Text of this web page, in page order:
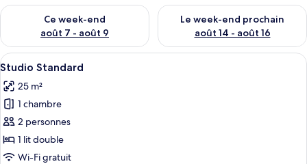
Ce week-end
août 7 - août 9
Vérifier la disponibilité pour ce week-end août 7 - août 9
Le week-end prochain
août 14 - août 16
Vérifier la disponibilité pour
Afficher
toutes
les
photos
pour
ce
type
Une chambre d’hôtel moderne
20
Studio Standard
25 m²
1 chambre
2 personnes
1 lit double
Wi-Fi gratuit